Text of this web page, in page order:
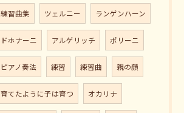
練習曲集 ツェルニー ランゲンハーン
ドホナーニ アルゲリッチ ポリーニ
ピアノ奏法 練習 練習曲 親の顔
育てたように子は育つ オカリナ